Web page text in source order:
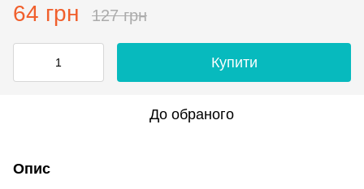
64 грн 127 грн
Купити
До обраного
Опис